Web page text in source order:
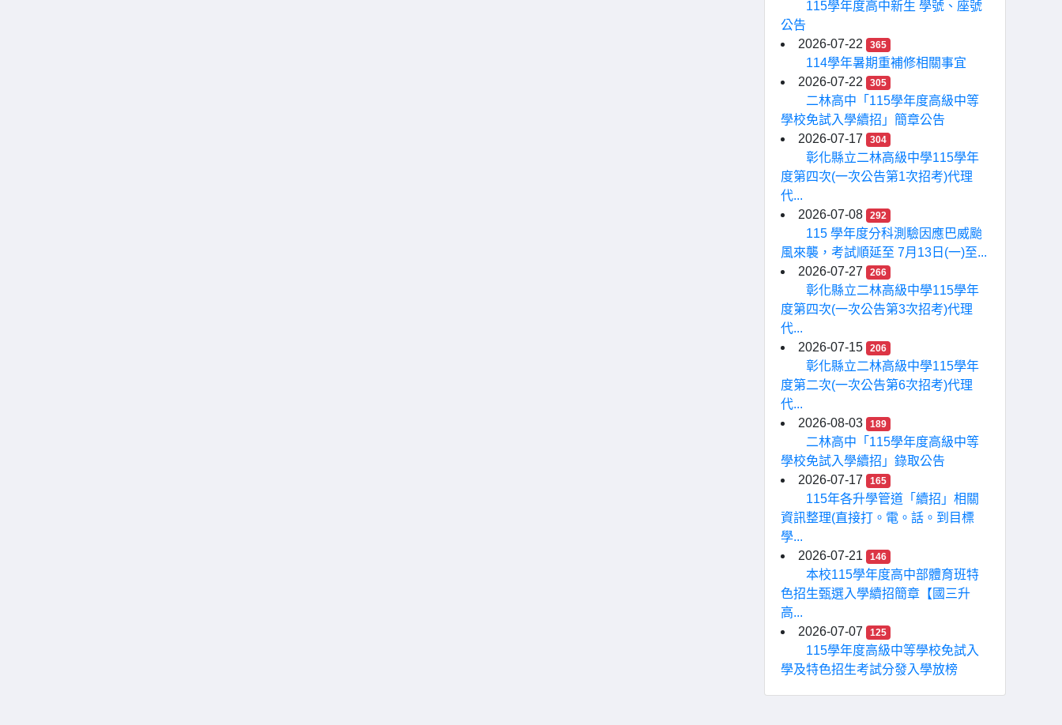
115學年度高中新生 學號、座號
公告
2026-07-22
365
114學年暑期重補修相關事宜
2026-07-22
305
二林高中「115學年度高級中等
學校免試入學續招」簡章公告
2026-07-17
304
彰化縣立二林高級中學115學年
度第四次(一次公告第1次招考)代理
代...
2026-07-08
292
115 學年度分科測驗因應巴威颱
風來襲，考試順延至 7月13日(一)至...
2026-07-27
266
彰化縣立二林高級中學115學年
度第四次(一次公告第3次招考)代理
代...
2026-07-15
206
彰化縣立二林高級中學115學年
度第二次(一次公告第6次招考)代理
代...
2026-08-03
189
二林高中「115學年度高級中等
學校免試入學續招」錄取公告
2026-07-17
165
115年各升學管道「續招」相關
資訊整理(直接打。電。話。到目標
學...
2026-07-21
146
本校115學年度高中部體育班特
色招生甄選入學續招簡章【國三升
高...
2026-07-07
125
115學年度高級中等學校免試入
學及特色招生考試分發入學放榜